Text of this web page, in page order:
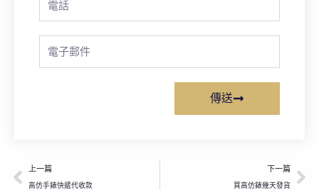
傳送
上一頁
上一篇
高仿手錶快遞代收款
下一篇
買高仿錶幾天發貨
下